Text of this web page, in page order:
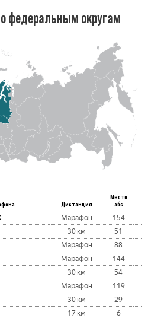
федеральным округам
Дистанция
Место
абс
Марафон 154
30 км 51
Марафон 88
Марафон 144
30 км 54
Марафон 119
30 км 29
17 км 6